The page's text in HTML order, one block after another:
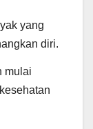
yang
diri.
mulai